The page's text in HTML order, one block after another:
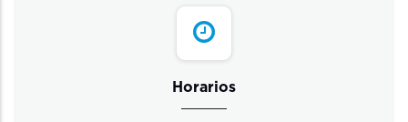
Horarios